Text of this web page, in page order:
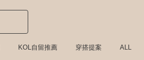
KOL自留推薦 穿搭提案 ALL